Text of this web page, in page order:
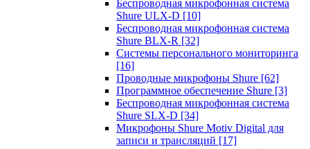
Беспроводная микрофонная система
Shure ULX-D [10]
Беспроводная микрофонная система
Shure BLX-R [32]
Системы персонального мониторинга
[16]
Проводные микрофоны Shure [62]
Программное обеспечение Shure [3]
Беспроводная микрофонная система
Shure SLX-D [34]
Микрофоны Shure Motiv Digital для
записи и трансляций [17]